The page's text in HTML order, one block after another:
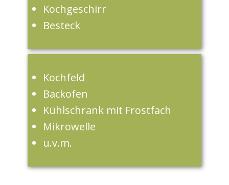
Kochgeschirr
Besteck
Kochfeld
Backofen
Kühlschrank mit Frostfach
Mikrowelle
u.v.m.